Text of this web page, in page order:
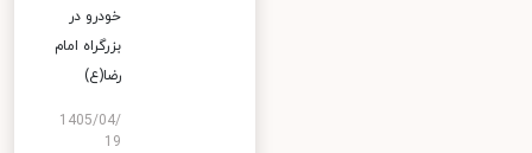
خودرو در
بزرگراه امام
رضا(ع)
1405/04/
19